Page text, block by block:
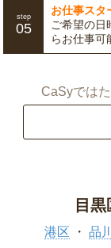
step
05
お仕事スタ
ご希望の日
らお仕事可
CaSyでは
目
港区 品